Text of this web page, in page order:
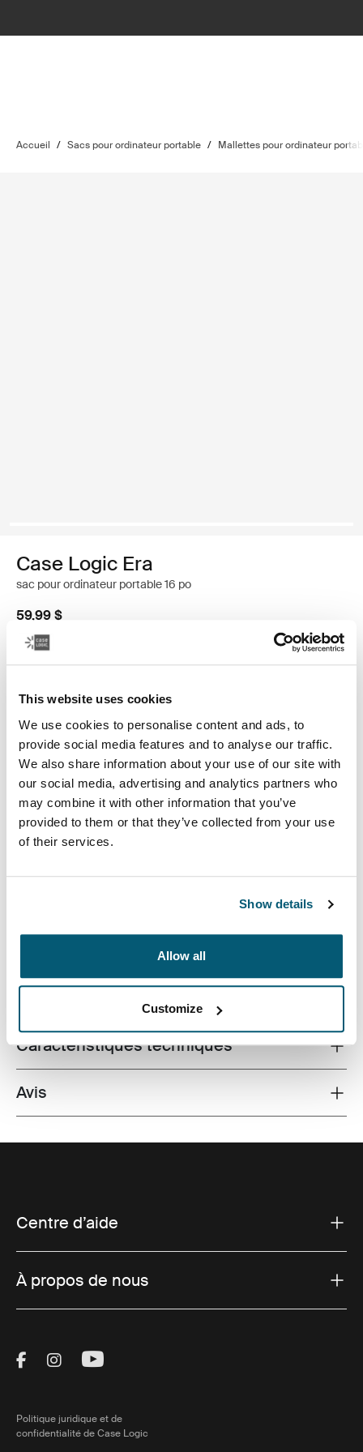
This website uses cookies
We use cookies to personalise content and ads, to
provide social media features and to analyse our traffic.
We also share information about your use of our site with
our social media, advertising and analytics partners who
may combine it with other information that you’ve
provided to them or that they’ve collected from your use
of their services.
Show details
Allow all
Customize
Accueil / Sacs pour ordinateur portable / Mallettes pour ordinateur
Case Logic Era
sac pour ordinateur portable 16 po
59,99 $
Case Logic Era 16" Laptop Bag Noir obsidienne
Un sac pour ordinateur portable professionnel avec
équipement lors de vos trajets vers le bureau ou
Toggle techspec
Caractéristiques techniques
Toggle overview
Avis
Centre d’aide
À propos de nous
Visit Thule on Facebook (external link)
Visit Thule on Instagram (external link)
Visit Thule on Youtube (external
Politique juridique et de
confidentialité de Case Logic